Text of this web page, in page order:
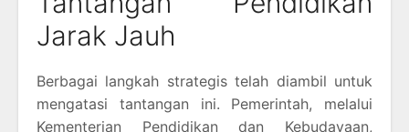
Jarak Jauh
Berbagai langkah strategis telah diambil untuk
mengatasi tantangan ini. Pemerintah, melalui
Kementerian Pendidikan dan Kebudayaan,